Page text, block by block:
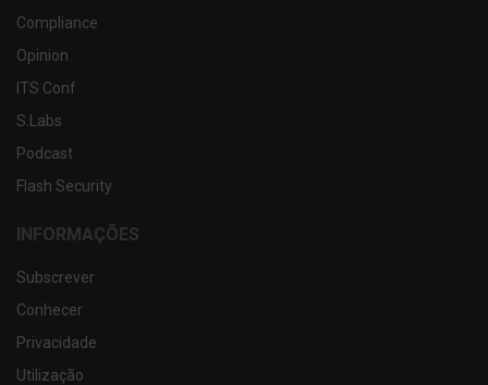
Compliance
Opinion
ITS Conf
S.Labs
Podcast
Flash Security
INFORMAÇÕES
Subscrever
Conhecer
Privacidade
Utilização